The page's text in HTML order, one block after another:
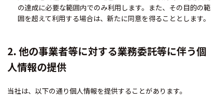
の達成に必要な範囲内でのみ利用します。また、その目的の範
囲を超えて利用する場合は、新たに同意を得ることとします。
2. 他の事業者等に対する業務委託等に伴う個
人情報の提供
当社は、以下の通り個人情報を提供することがあります。